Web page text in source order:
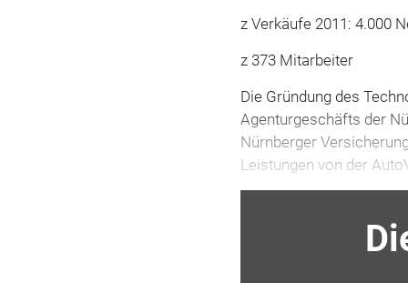
z Verkäufe 2011: 4.000
z 373 Mitarbeiter
Die Gründung des
Agenturgeschäfts der
Nürnberger
Leistungen von der